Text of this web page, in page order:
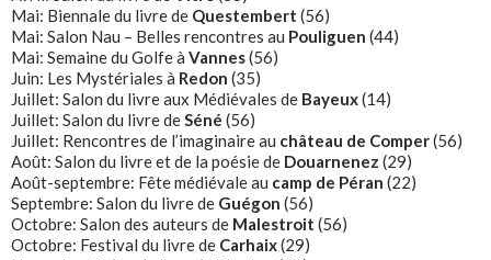
Mai: Biennale du livre de Questembert (56)
Mai: Salon Nau – Belles rencontres au Pouliguen (44)
Mai: Semaine du Golfe à Vannes(56)
Juin: Les Mystériales à Redon (35)
Juillet: Salon du livre aux Médiévales de Bayeux(14)
Juillet: Salon du livre deSéné (56)
Juillet: Rencontres de l’imaginaire au château de Comper(56)
Août: Salon du livre et de la poésie de Douarnenez (29)
Août-septembre: Fête médiévale au camp de Péran (22)
Septembre: Salon du livre de Guégon (56)
Octobre: Salon des auteurs de Malestroit (56)
Octobre: Festival du livre de Carhaix(29)